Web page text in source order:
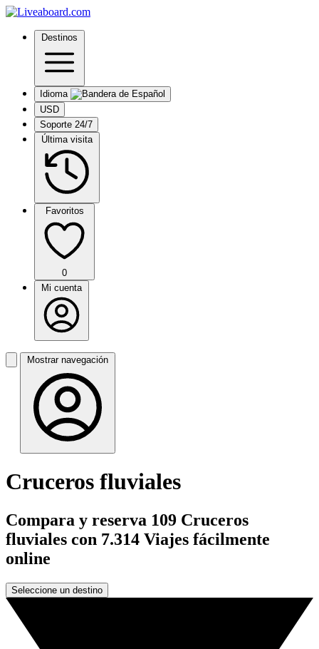
Destinos
Idioma
USD
Soporte 24/7
Última visita
Favoritos
0
Mi cuenta
Mostrar navegación
Cruceros fluviales
Compara y reserva 109 Cruceros
fluviales con 7.314 Viajes fácilmente
online
Seleccione un destino